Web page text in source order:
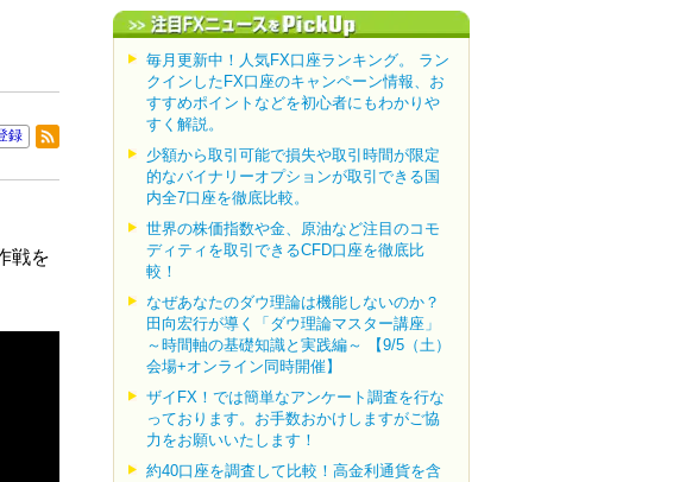
録
戦を
毎月更新中！人気FX口座ランキング。 ラン
クインしたFX口座のキャンペーン情報、お
すすめポイントなどを初心者にもわかりや
すく解説。
少額から取引可能で損失や取引時間が限定
的なバイナリーオプションが取引できる国
内全7口座を徹底比較。
世界の株価指数や金、原油など注目のコモ
ディティを取引できるCFD口座を徹底比
較！
なぜあなたのダウ理論は機能しないのか？
田向宏行が導く「ダウ理論マスター講座」
～時間軸の基礎知識と実践編～ 【9/5（土）
会場+オンライン同時開催】
ザイFX！では簡単なアンケート調査を行な
っております。お手数おかけしますがご協
力をお願いいたします！
約40口座を調査して比較！高金利通貨を含